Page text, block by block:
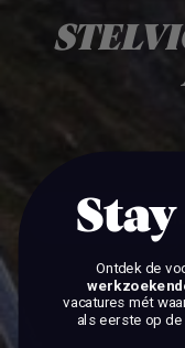
Ontdek de
vacatures mét
als eerste op